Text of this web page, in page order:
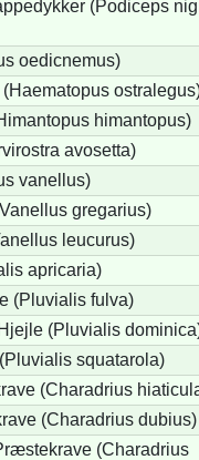
(Podiceps
oedicnemus)
himantopus)
avosetta)
vanellus)
gregarius)
leucurus)
apricaria)
(Pluvialis fulva)
(Pluvialis
squatarola)
(Charadrius
(Charadrius dubius)
(Charadrius